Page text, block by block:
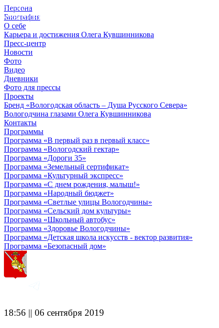
Персона
Биография
О себе
Карьера и достижения Олега Кувшинникова
Пресс-центр
Новости
Фото
Видео
Дневники
Фото для прессы
Проекты
Бренд «Вологодская область – Душа Русского Севера»
Вологодчина глазами Олега Кувшинникова
Контакты
Программы
Программа «В первый раз в первый класс»
Программа «Вологодский гектар»
Программа «Дороги 35»
Программа «Земельный сертификат»
Программа «Культурный экспресс»
Программа «С днем рождения, малыш!»
Программа «Народный бюджет»
Программа «Светлые улицы Вологодчины»
Программа «Сельский дом культуры»
Программа «Школьный автобус»
Программа «Здоровье Вологодчины»
Программа «Детская школа искусств - вектор развития»
Программа «Безопасный дом»
18:56 || 06 сентября 2019
© 2012 - 2023,
КУВШИННИКОВ О.А.